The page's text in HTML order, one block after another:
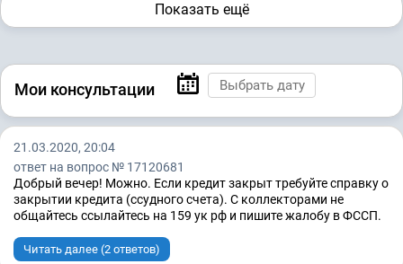
Гражданские дела
Защита прав потребителя
2-2106/2018 ~ М-1714/2018
2-1767/2018 ~ М-1328/2018
Показать ещё
Мои консультации
21.03.2020, 20:04
ответ на вопрос № 17120681
Добрый вечер! Можно. Если кредит закрыт требуйте справку о
закрытии кредита (ссудного счета). С коллекторами не
общайтесь ссылайтесь на 159 ук рф и пишите жалобу в ФССП.
Читать далее (2 ответов)